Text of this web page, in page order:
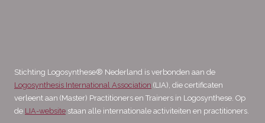
Stichting Logosynthese® Nederland is verbonden aan de
Logosynthesis International Association (LIA), die certificaten
verleent aan (Master) Practitioners en Trainers in Logosynthese. Op
de LIA-website staan alle internationale activiteiten en practitioners.